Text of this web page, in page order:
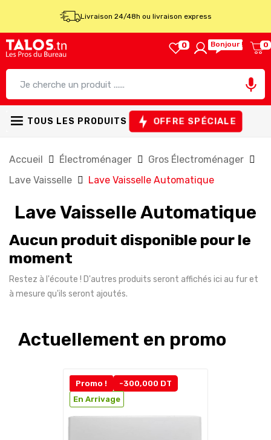
Livraison 24/48h ou livraison express
0 Bonjour ! 0

TOUS LES PRODUITS OFFRE SPÉCIALE
Accueil Électroménager
Gros Électroménager
Lave Vaisselle
Lave Vaisselle Automatique
Lave Vaisselle Automatique
Aucun produit disponible pour le
moment
Restez à l'écoute ! D'autres produits seront affichés ici au fur et
à mesure qu'ils seront ajoutés.
Actuellement en promo
Promo !
-300,000 DT
En Arrivage